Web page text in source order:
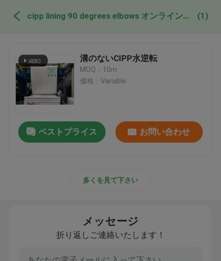
cipp lining 90 degrees elbows オンライン製造 (1)
溝のないCIPP水逆転
MOQ：10m
価格：Variable
ベストプライス お問い合わせ
多くを見て下さい
メッセージ
折り返しご連絡いたします！